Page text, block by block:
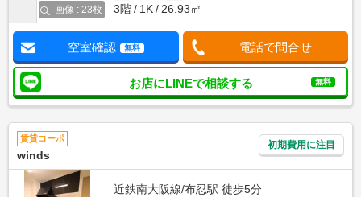
画像 : 23枚
3階
1K 26.93㎡
空室確認 無料 電話で問合せ
お店にLINEで相談する 無料
賃貸コーポ
winds
初期費用に注目
近鉄南大阪線/布忍駅 徒歩5分